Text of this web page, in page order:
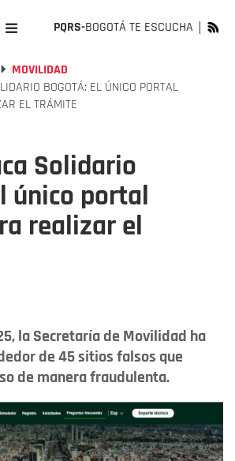
PQRS-BOGOTÁ TE ESCUCHA
MOVILIDAD
BOGOTÁ: EL ÚNICO PORTAL
EL TRÁMITE
Solidario
único portal
realizar el
la Secretaría de Movilidad ha
de 45 sitios falsos que
de manera fraudulenta.